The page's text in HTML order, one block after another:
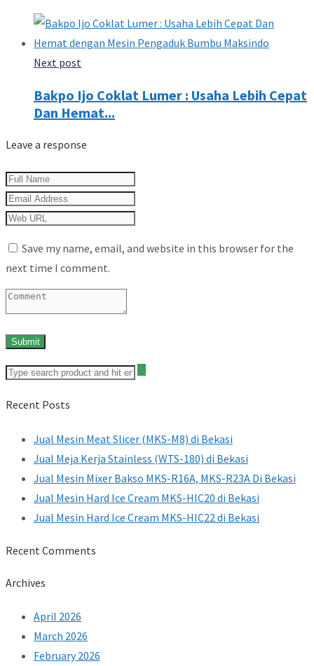
Next post
Bakpo Ijo Coklat Lumer : Usaha Lebih Cepat
Dan Hemat...
Leave a response
Save my name, email, and website in this browser for the
next time I comment.
Recent Posts
Jual Mesin Meat Slicer (MKS-M8) di Bekasi
Jual Meja Kerja Stainless (WTS-180) di Bekasi
Jual Mesin Mixer Bakso MKS-R16A, MKS-R23A Di Bekasi
Jual Mesin Hard Ice Cream MKS-HIC20 di Bekasi
Jual Mesin Hard Ice Cream MKS-HIC22 di Bekasi
Recent Comments
Archives
April 2026
March 2026
February 2026